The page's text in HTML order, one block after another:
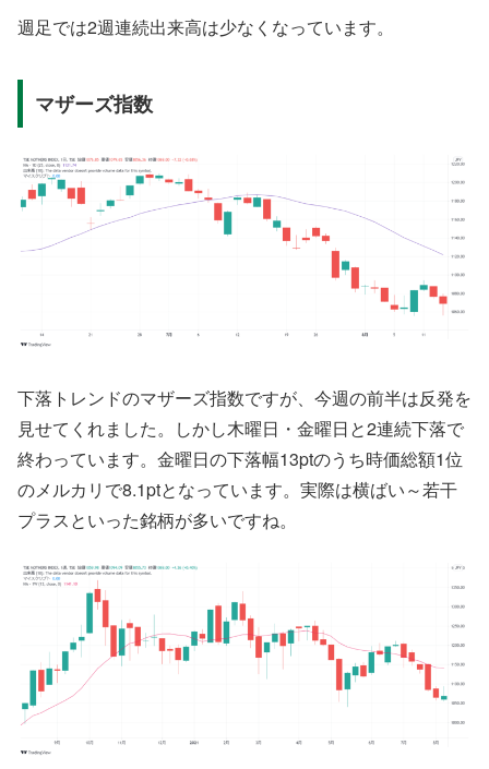
週足では2週連続出来高は少なくなっています。
マザーズ指数
下落トレンドのマザーズ指数ですが、今週の前半は反発を
見せてくれました。しかし木曜日・金曜日と2連続下落で
終わっています。金曜日の下落幅13ptのうち時価総額1位
のメルカリで8.1ptとなっています。実際は横ばい～若干
プラスといった銘柄が多いですね。